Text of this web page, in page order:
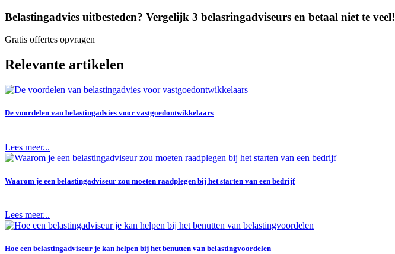
Belastingadvies uitbesteden? Vergelijk 3 belasringadviseurs en betaal niet te veel!
Gratis offertes opvragen
Relevante artikelen
De voordelen van belastingadvies voor vastgoedontwikkelaars
Lees meer...
Waarom je een belastingadviseur zou moeten raadplegen bij het starten van een bedrijf
Lees meer...
Hoe een belastingadviseur je kan helpen bij het benutten van belastingvoordelen